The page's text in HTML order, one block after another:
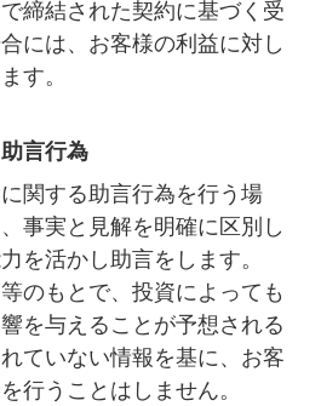
締結された契約に基づく受
には、お客様の利益に対し
す。
言行為
関する助言行為を行う場
事実と見解を明確に区別し
を活かし助言をします。
のもとで、投資によっても
を与えることが予想される
ていない情報を基に、お客
行うことはしません。